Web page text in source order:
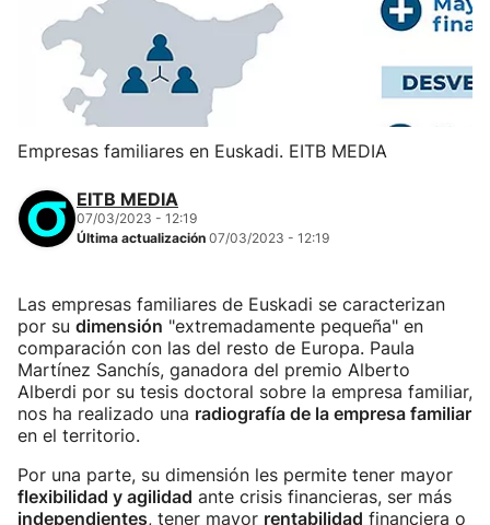
Empresas familiares en Euskadi. EITB MEDIA
EITB MEDIA
07/03/2023 - 12:19
Última actualización 07/03/2023 - 12:19
Las empresas familiares de Euskadi se caracterizan
por su dimensión "extremadamente pequeña" en
comparación con las del resto de Europa. Paula
Martínez Sanchís, ganadora del premio Alberto
Alberdi por su tesis doctoral sobre la empresa familiar,
nos ha realizado una radiografía de la empresa familiar
en el territorio.
Por una parte, su dimensión les permite tener mayor
flexibilidad y agilidad ante crisis financieras, ser más
independientes, tener mayor rentabilidad financiera o